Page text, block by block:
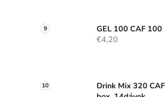
GEL 100 CAF 100
€4,20
Drink Mix 320